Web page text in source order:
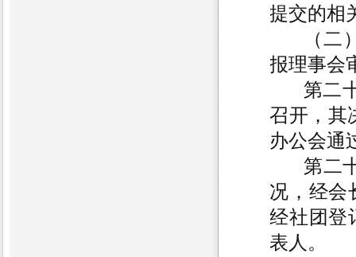
提交的相
（
报理事会
第二
召开，其
办公会通
第二
况，经会
经社团登
表人。